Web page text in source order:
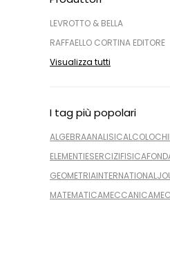
LEVROTTO & BELLA
RAFFAELLO CORTINA EDITORE
Visualizza tutti
I tag più popolari
ALGEBRAANALISICALCOLO
ELEMENTIESERCIZIFISICA
GEOMETRIAINTERNATIONAL
MATEMATICAMECCANICA